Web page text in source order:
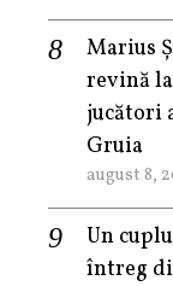
Marius
revină
jucători
Gruia
august 8,
Un
întreg